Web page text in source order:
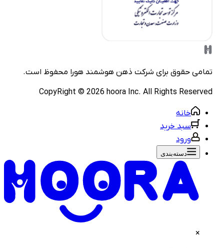
حقوق برای شرکتذهن هوشمند هورامحفوظ است.
CopyRight ©2026hoora Inc. All Rights
خانه
سبد خرید
ورود
دسته‌بندی‌